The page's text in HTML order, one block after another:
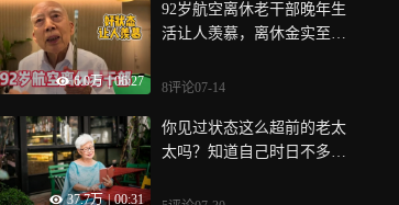
6.0万 | 06:27
92岁航空离休老干部晚年生
活让人羡慕，离休金实至名
8评论07-14
37.7万 | 00:31
你见过状态这么超前的老太
太吗？知道自己时日不多，
衣服，走也要漂漂亮亮地